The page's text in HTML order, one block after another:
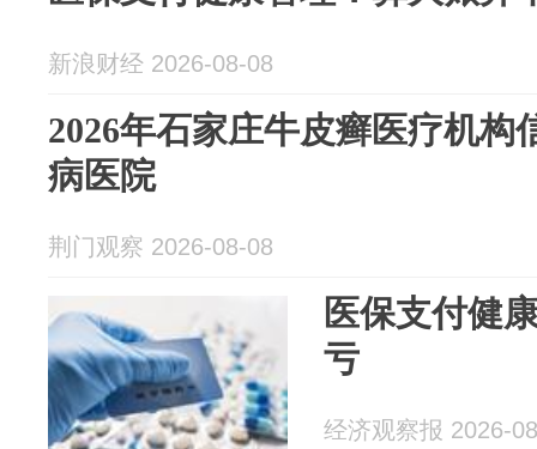
新浪财经 2026-08-08
2026年石家庄牛皮癣医疗机构
病医院
荆门观察 2026-08-08
医保支付健
亏
经济观察报 2026-